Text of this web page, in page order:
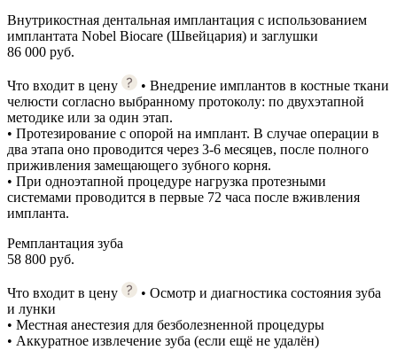
Внутрикостная дентальная имплантация с использованием
имплантата Nobel Biocare (Швейцария) и заглушки
86 000 руб.
Что входит в цену
• Внедрение имплантов в костные ткани
челюсти согласно выбранному протоколу: по двухэтапной
методике или за один этап.
• Протезирование с опорой на имплант. В случае операции в
два этапа оно проводится через 3-6 месяцев, после полного
приживления замещающего зубного корня.
• При одноэтапной процедуре нагрузка протезными
системами проводится в первые 72 часа после вживления
импланта.
Ремплантация зуба
58 800 руб.
Что входит в цену
• Осмотр и диагностика состояния зуба
и лунки
• Местная анестезия для безболезненной процедуры
• Аккуратное извлечение зуба (если ещё не удалён)